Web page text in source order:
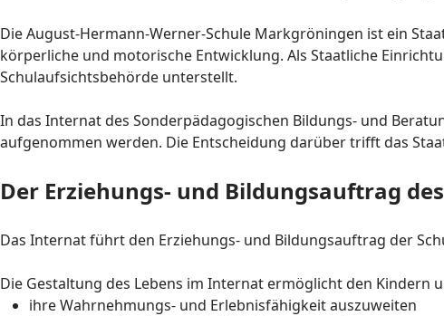
Die August-Hermann-Werner-Schule Markgröningen ist ein
körperliche und motorische Entwicklung. Als Staatliche
Schulaufsichtsbehörde unterstellt.
In das Internat des Sonderpädagogischen Bildungs- und
aufgenommen werden. Die Entscheidung darüber trifft das
Der Erziehungs- und Bildungsauftrag
Das Internat führt den Erziehungs- und Bildungsauftrag der
Die Gestaltung des Lebens im Internat ermöglicht den Kindern
ihre Wahrnehmungs- und Erlebnisfähigkeit auszuweiten